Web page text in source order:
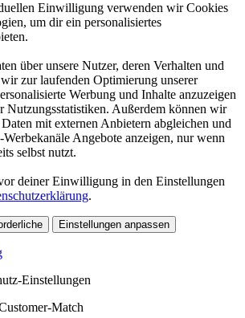
Einwilligung verwenden wir Cookies
um dir ein personalisiertes
über unsere Nutzer, deren Verhalten und
zur laufenden Optimierung unserer
Werbung und Inhalte anzuzeigen
Nutzungsstatistiken. Außerdem können wir
mit externen Anbietern abgleichen und
Angebote anzeigen, nur wenn
selbst nutzt.
deiner Einwilligung in den Einstellungen
.
Einstellungen anpassen
Einstellungen
Match